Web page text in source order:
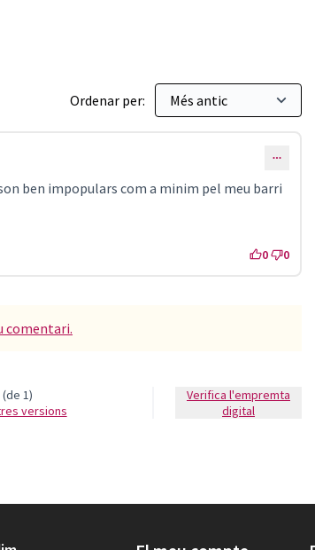
Ordenar per:
ben impopulars com a minim pel meu barri
0 0
comentari.
(de 1)
versions
Verifica l'empremta
digital